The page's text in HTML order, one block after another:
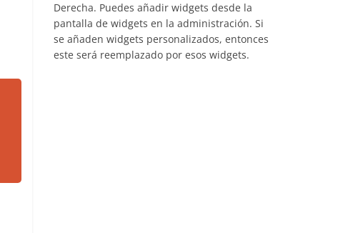
Derecha. Puedes añadir widgets desde la
pantalla de widgets en la administración. Si
se añaden widgets personalizados, entonces
este será reemplazado por esos widgets.